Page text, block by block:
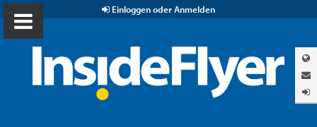
Einloggen oder Anmelden